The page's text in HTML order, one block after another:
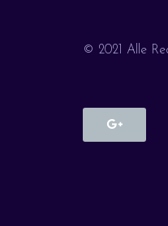
© 2021 Alle